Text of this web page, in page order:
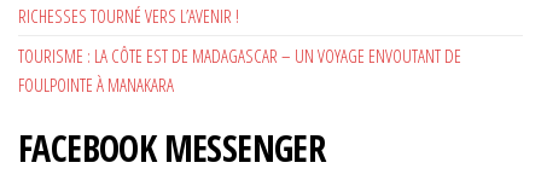
RICHESSES TOURNÉ VERS L’AVENIR !
TOURISME : LA CÔTE EST DE MADAGASCAR – UN VOYAGE ENVOUTANT DE
FOULPOINTE À MANAKARA
FACEBOOK MESSENGER